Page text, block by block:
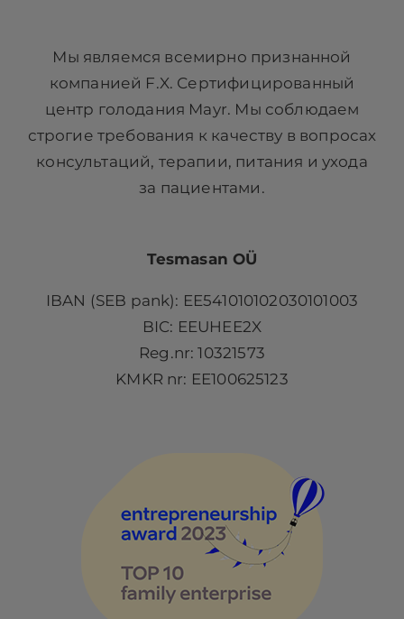
Мы являемся всемирно признанной
компанией F.X. Сертифицированный
центр голодания Mayr. Мы соблюдаем
строгие требования к качеству в вопросах
консультаций, терапии, питания и ухода
за пациентами.
Tesmasan OÜ
IBAN (SEB pank): EE541010102030101003
BIC: EEUHEE2X
Reg.nr: 10321573
KMKR nr: EE100625123